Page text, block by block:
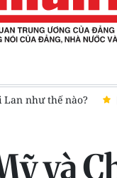
thế nào?
và